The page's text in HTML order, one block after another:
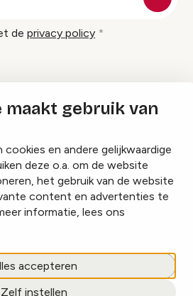
maakt gebruik van
cookies en andere gelijkwaardige
deze o.a. om de website
het gebruik van de website
content en advertenties te
informatie, lees ons
accepteren
Zelf instellen
de privacy policy
Events Magazine